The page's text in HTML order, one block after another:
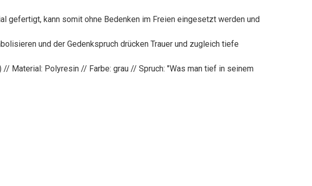
gefertigt, kann somit ohne Bedenken im Freien eingesetzt werden und
und der Gedenkspruch drücken Trauer und zugleich tiefe
// Material: Polyresin // Farbe: grau // Spruch: "Was man tief in seinem